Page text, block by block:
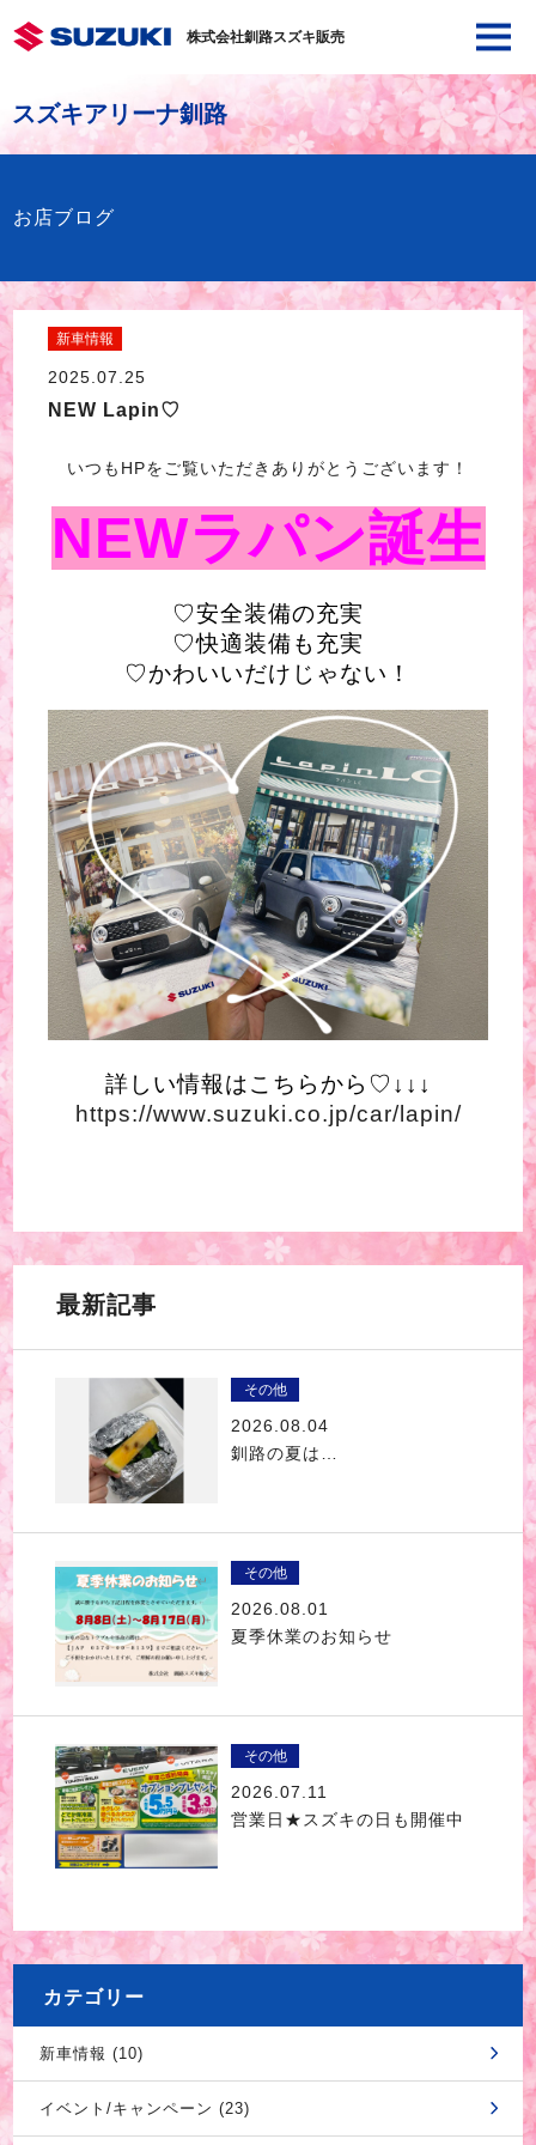
株式会社釧路スズキ販売
スズキアリーナ釧路
お店ブログ
新車情報
2025.07.25
NEW Lapin♡
いつもHPをご覧いただきありがとうございます！
NEWラパン誕生
♡安全装備の充実
♡快適装備も充実
♡かわいいだけじゃない！
詳しい情報はこちらから♡↓↓↓
https://www.suzuki.co.jp/car/lapin/
最新記事
その他
2026.08.04
釧路の夏は…
その他
2026.08.01
夏季休業のお知らせ
その他
2026.07.11
営業日★スズキの日も開催中
カテゴリー
新車情報 (10)
イベント/キャンペーン (23)